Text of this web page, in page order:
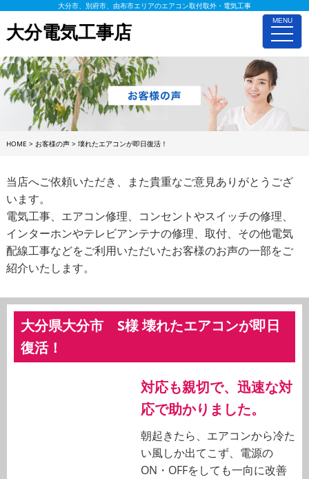
MENU
toggle
大分市、別府市、由布市エリアのエアコン取付取外・電気工事
大分電気工事店
HOME > お客様の声> 壊れたエアコンが即日復活！
当店へご依頼いただき、また貴重なご意見ありがとうござ
います。
電気工事、エアコン修理、コンセントやスイッチの修理、
インターホンやテレビアンテナの修理、取付、その他電気
配線工事などをご利用いただいたお客様のお声の一部をご
紹介いたします。
大分県大分市 S様 壊れたエアコンが即日
復活！
対応も親切で、迅速な対
応で助かりました。
朝起きたら、エアコンから冷た
い風しか出てこず、電源の
ON・OFFをしても一向に改善